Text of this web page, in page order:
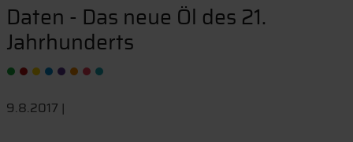
Daten - Das neue Öl des 21.
Jahrhunderts
9.8.2017 |